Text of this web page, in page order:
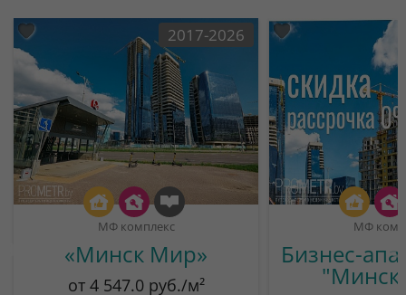
2017-2026
МФ комплекс
«Минск Мир»
от 4 547.0 руб./м²
МФ
Бизнес-